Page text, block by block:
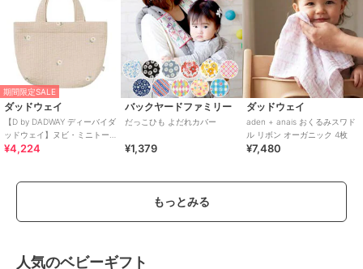
期間限定SALE
ダッドウェイ
【D by DADWAY ディーバイダ
ッドウェイ】ヌビ・ミニトー
トバッグ
¥4,224
バックヤードファミリー
だっこひも よだれカバー
¥1,379
ダッドウェイ
aden + anais おくるみスワド
ル リボン オーガニック 4枚
¥7,480
もっとみる
人気のベビーギフト